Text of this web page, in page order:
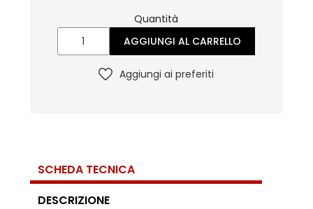
Quantità
AGGIUNGI AL CARRELLO
Aggiungi ai preferiti
SCHEDA TECNICA
DESCRIZIONE